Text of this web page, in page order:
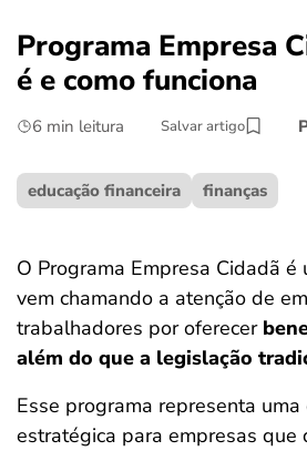
crédito fácil
últimas notícias
ferramentas
Programa Empresa
é e como funciona
6 min leitura Salvar artigo
educação financeira finanças
O Programa Empresa Cidadã é
vem chamando a atenção de
trabalhadores por oferecer
além do que a legislação
Esse programa representa
estratégica para empresas que